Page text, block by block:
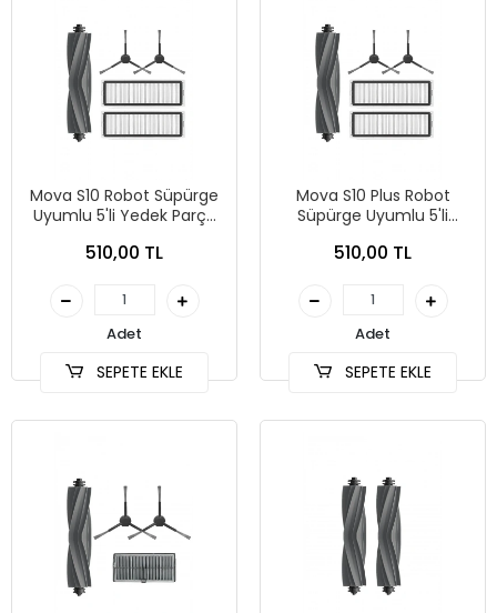
Mova S10 Robot Süpürge
Uyumlu 5'li Yedek Parça
510,00 TL
Adet
SEPETE EKLE
Mova S10 Plus Robot
Süpürge Uyumlu 5'li
510,00 TL
Adet
SEPETE EKLE